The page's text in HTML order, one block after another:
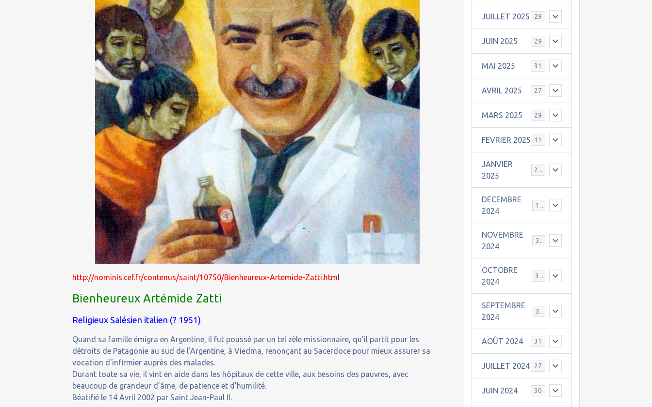
http://nominis.cef.fr/contenus/saint/10750/Bienheureux-Artemide-Zatti.html
Bienheureux Artémide Zatti
Religieux Salésien italien (? 1951)
Quand sa famille émigra en Argentine, il fut poussé par un tel zèle missionnaire, qu'il partit pour les
détroits de Patagonie au sud de l'Argentine, à Viedma, renonçant au Sacerdoce pour mieux assurer sa
vocation d'infirmier auprès des malades.
Durant toute sa vie, il vint en aide dans les hôpitaux de cette ville, aux besoins des pauvres, avec
beaucoup de grandeur d’âme, de patience et d’humilité.
Béatifié le 14 Avril 2002 par Saint Jean-Paul II.
JUILLET 2025 29
JUIN 2025 29
MAI 2025 31
AVRIL 2025 27
MARS 2025 29
FEVRIER 2025 11
JANVIER
2025
25
DECEMBRE
2024
19
NOVEMBRE
2024
30
OCTOBRE
2024
31
SEPTEMBRE
2024
30
AOÛT 2024 31
JUILLET 2024 27
JUIN 2024 30